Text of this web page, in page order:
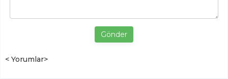
Gönder
< Yorumlar>